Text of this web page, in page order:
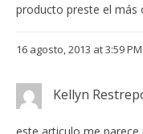
producto preste el más
16 agosto, 2013 at 3:59 PM
Kellyn